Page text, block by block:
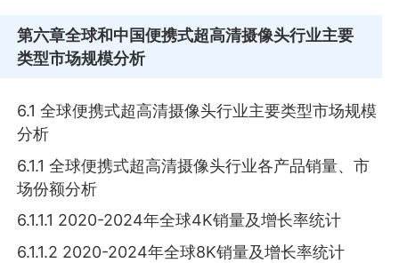
第六章全球和中国便携式超高清摄像头行业主要
类型市场规模分析
6.1 全球便携式超高清摄像头行业主要类型市场规模
分析
6.1.1 全球便携式超高清摄像头行业各产品销量、市
场份额分析
6.1.1.1 2020-2024年全球4K销量及增长率统计
6.1.1.2 2020-2024年全球8K销量及增长率统计